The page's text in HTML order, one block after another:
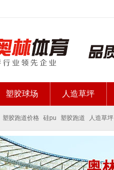
塑胶球场 人造草坪
塑胶跑道价格 硅pu 塑胶跑道 人造草坪